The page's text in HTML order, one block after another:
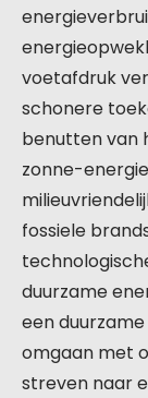
voetafdruk
schonere
benutten van
zonne-
fossiele
duurzame
een
omgaan met
streven naar